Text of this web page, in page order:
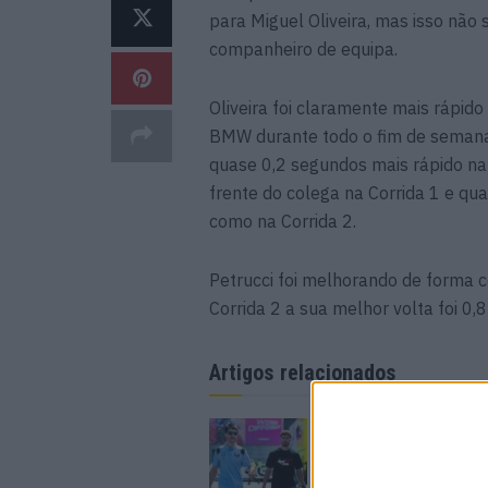
para Miguel Oliveira, mas isso
companheiro de equipa.
Oliveira foi claramente mais
BMW durante todo o fim de
quase 0,2 segundos mais rápido
frente do colega na Corrida 1 e
como na Corrida 2.
Petrucci foi melhorando de forma
Corrida 2 a sua melhor volta foi
Artigos relacionados